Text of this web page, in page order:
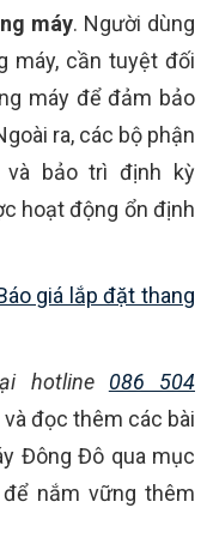
máy. Người dùng
máy, cần tuyệt đối
máy để đảm bảo
ra, các bộ phận
và bảo trì định kỳ
hoạt động ổn định
giá lắp đặt thang
hotline 086 504
đọc thêm các bài
Đông Đô qua mục
nắm vững thêm